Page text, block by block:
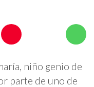
niño genio de
parte de uno de